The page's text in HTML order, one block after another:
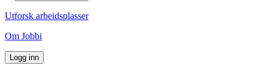
Utforsk arbeidsplasser
Om Jobbi
Logg inn